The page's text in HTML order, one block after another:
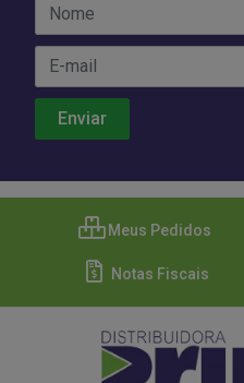
Meus Pedidos
Notas Fiscais